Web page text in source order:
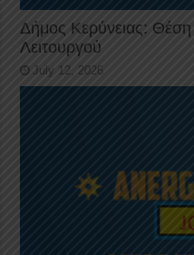
Δήμος Κερύνειας:
Λειτουργού
July 12, 2026